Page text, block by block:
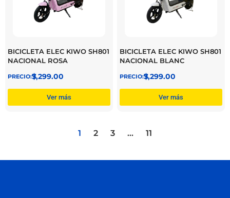
BICICLETA ELEC KIWO SH801
NACIONAL ROSA
$
7,299.00
Ver más
BICICLETA ELEC KIWO SH801
NACIONAL BLANC
$
7,299.00
Ver más
1 2 3 … 11